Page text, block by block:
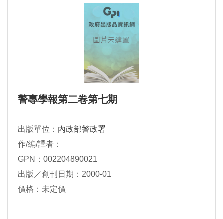
警專學報第二卷第七期
出版單位： 內政部警政署
作/編/譯者：
GPN：002204890021
出版／創刊日期：2000-01
價格：未定價